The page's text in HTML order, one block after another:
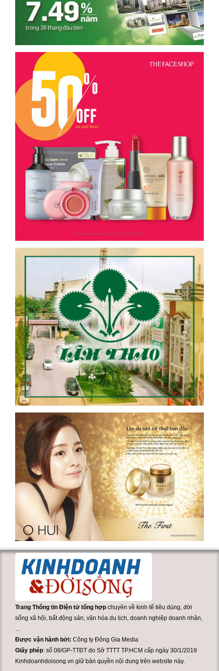
Trang Thông tin Điện tử tổng hợp chuyên về kinh tế tiêu dùng, đời
sống xã hội, bất động sản, văn hóa du lịch, doanh nghiệp doanh nhân,
Được vận hành bởi:Công ty Đông Gia Media
Giấy phép: số 08/GP-TTĐT do Sở TTTT TP.HCM cấp ngày 30/1/2019
Kinhdoanhdoisong.vn giữ bản quyền nội dung trên website này.